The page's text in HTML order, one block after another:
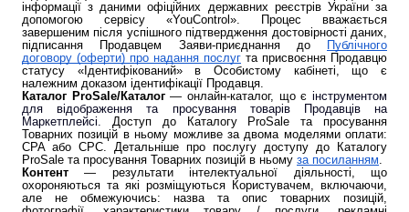
інформації з даними офіційних державних реєстрів України за
допомогою сервісу «YouControl». Процес вважається
завершеним після успішного підтвердження достовірності даних,
підписання Продавцем Заяви-приєднання до
Публічного
договору (оферти) про надання послуг та присвоєння Продавцю
статусу «Ідентифікований» в Особистому кабінеті, що є
належним доказом ідентифікації Продавця.
Каталог ProSale/Каталог—онлайн-каталог, що єінструментом
для відображення та просування товарів Продавців на
Маркетплейсі. Доступ до Каталогу ProSale
та просування
Товарних позицій в ньому можливе за двома моделями оплати:
CPA або CPC. Детальніше про послугу доступу до
Каталогу
ProSale та просування Товарних позицій в ньому за посиланням.
Контент — результати інтелектуальної діяльності, що
охороняються та які розміщуються Користувачем, включаючи,
але не обмежуючись: назва та опис товарних позицій,